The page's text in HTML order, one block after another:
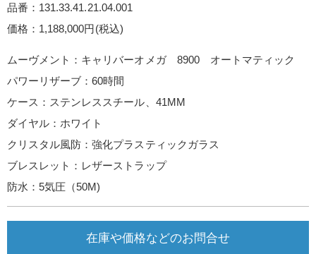
品番：131.33.41.21.04.001
価格：1,188,000円(税込)
ムーヴメント：キャリバーオメガ 8900 オートマティック
パワーリザーブ：60時間
ケース：ステンレススチール、41MM
ダイヤル：ホワイト
クリスタル風防：強化プラスティックガラス
ブレスレット：レザーストラップ
防水：5気圧（50M)
在庫や価格などのお問合せ